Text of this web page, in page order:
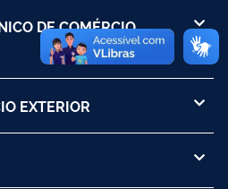
DE COMÉRCIO
EXTERIOR